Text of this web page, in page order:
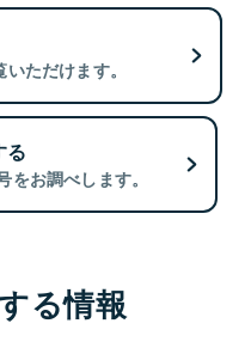
ただけます。
る
お調べします。
る情報